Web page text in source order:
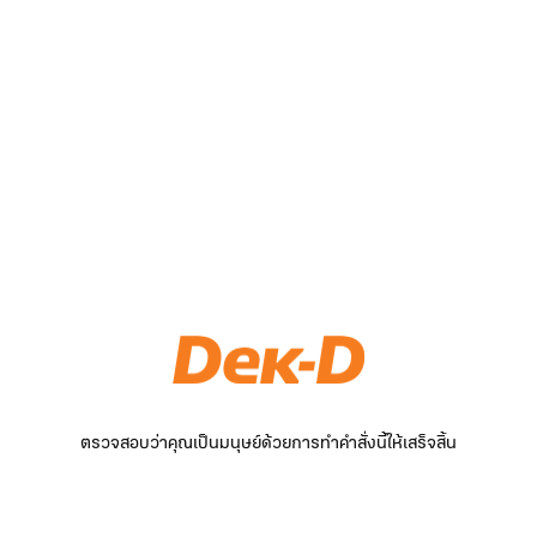
ตรวจสอบว่าคุณเป็นมนุษย์ด้วยการทำคำสั่งนี้ให้เสร็จสิ้น